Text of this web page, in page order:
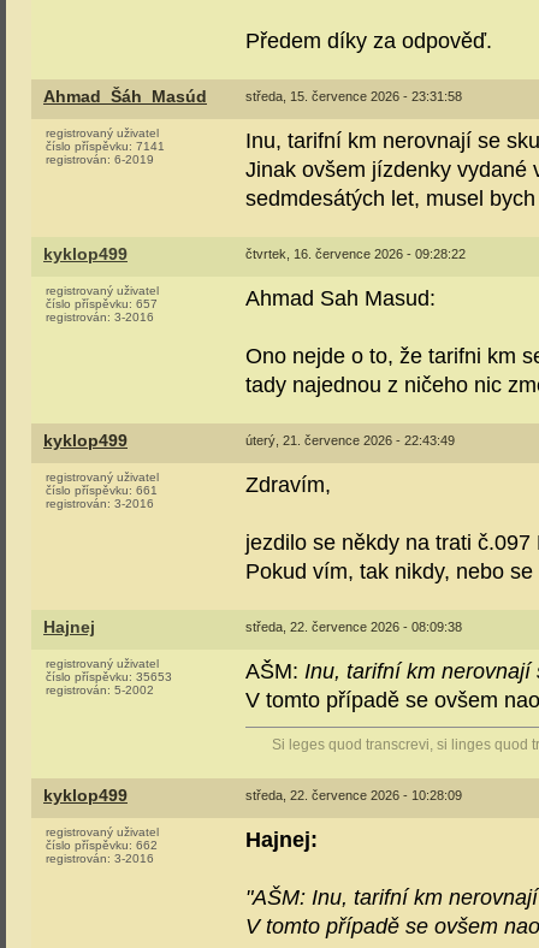
Předem díky za odpověď.
Ahmad_Šáh_Masúd středa, 15. července 2026 - 23:31:58
registrovaný uživatel
číslo příspěvku: 7141
registrován: 6-2019
Inu, tarifní km nerovnají se
Jinak ovšem jízdenky vydané
sedmdesátých let, musel
kyklop499 čtvrtek, 16. července 2026 - 09:28:22
registrovaný uživatel
číslo příspěvku: 657
registrován: 3-2016
Ahmad Sah Masud:
Ono nejde o to, že tarifni km
tady najednou z ničeho nic
kyklop499 úterý, 21. července 2026 - 22:43:49
registrovaný uživatel
číslo příspěvku: 661
registrován: 3-2016
Zdravím,
jezdilo se někdy na trati
Pokud vím, tak nikdy, nebo se
Hajnej středa, 22. července 2026 - 08:09:38
registrovaný uživatel
číslo příspěvku: 35653
registrován: 5-2002
AŠM: Inu, tarifní km nerovnají
V tomto případě se ovšem
Si leges quod transcrevi, si linges quod
kyklop499 středa, 22. července 2026 - 10:28:09
registrovaný uživatel
číslo příspěvku: 662
registrován: 3-2016
Hajnej:
"AŠM: Inu, tarifní km
V tomto případě se ovšem